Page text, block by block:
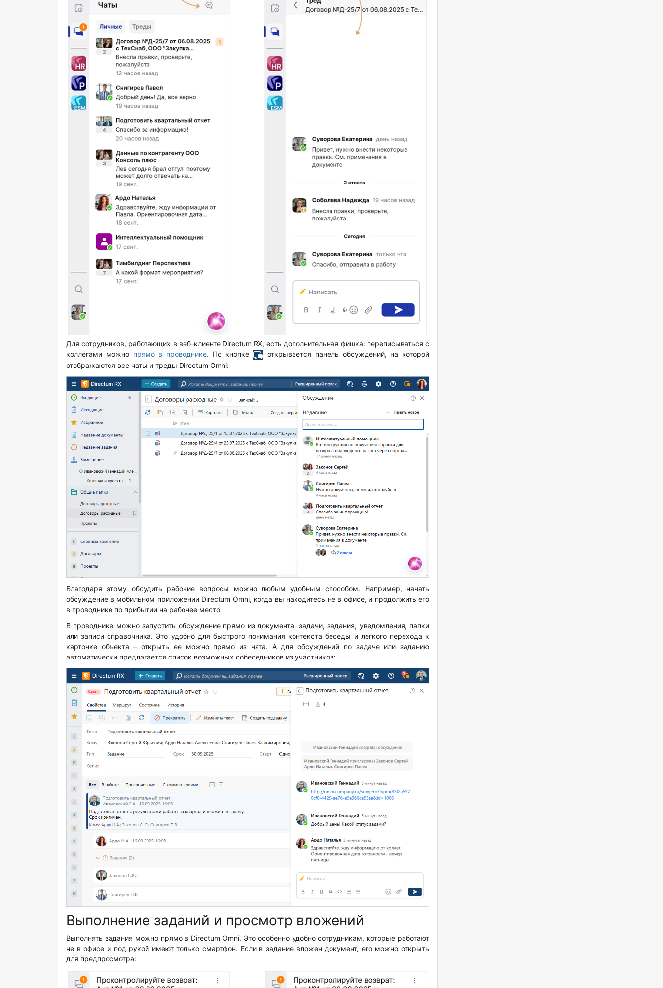
Для сотрудников, работающих в веб-клиенте Directum RX, есть дополнительная фишка: переписываться с
коллегами можно прямо в проводнике. По кнопке
открывается панель обсуждений, на которой
отображаются все чаты и треды Directum Omni:
Благодаря этому обсудить рабочие вопросы можно любым удобным способом. Например, начать
обсуждение в мобильном приложении Directum Omni, когда вы находитесь не в офисе, и продолжить его
в проводнике по прибытии на рабочее место.
В проводнике можно запустить обсуждение прямо из документа, задачи, задания, уведомления, папки
или записи справочника. Это удобно для быстрого понимания контекста беседы и легкого перехода к
карточке объекта – открыть ее можно прямо из чата. А для обсуждений по задаче или заданию
автоматически предлагается список возможных собеседников из участников:
Выполнение заданий и просмотр вложений
Выполнять задания можно прямо в Directum Omni. Это особенно удобно сотрудникам, которые работают
не в офисе и под рукой имеют только смартфон. Если в задание вложен документ, его можно открыть
для предпросмотра: